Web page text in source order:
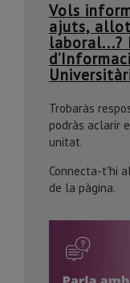
Vols
ajuts,
laboral...?
Trobaràs
podràs aclarir
unitat.
Connecta-t'hi
de la pàgina.